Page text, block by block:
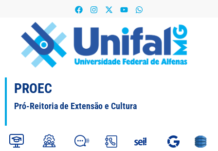
PROEC
Pró-Reitoria de Extensão e Cultura